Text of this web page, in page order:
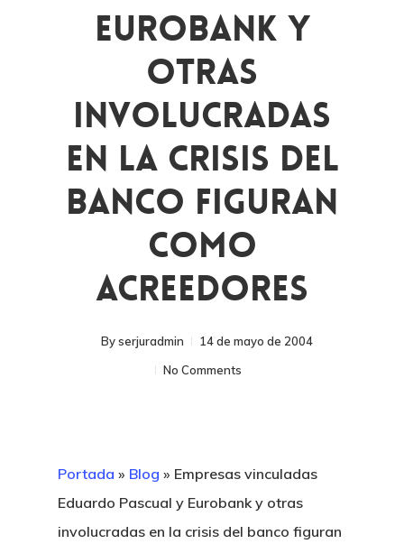
Eurobank Y
Otras
Involucradas
En La Crisis Del
Banco Figuran
Como
Acreedores
Byserjuradmin
14 de mayo de 2004
No Comments
Portada » Blog » Empresas vinculadas
Eduardo Pascual y Eurobank y otras
involucradas en la crisis del banco figuran